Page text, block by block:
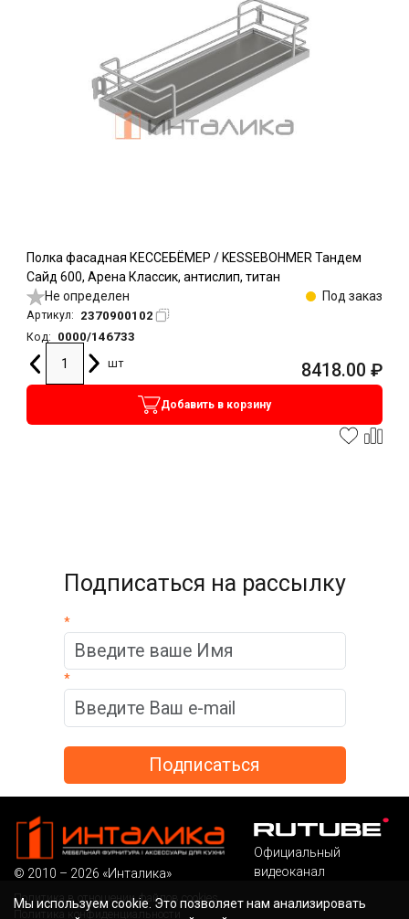
Полка фасадная КЕССЕБЁМЕР / KESSEBOHMER Тандем
Сайд 600, Арена Классик, антислип, титан
Не определен
Под заказ
Артикул: 2370900102
Код:
0000/146733
шт
8418.00 ₽
Добавить в корзину
Подписаться на рассылку
*
*
Мы используем cookie. Это позволяет нам анализировать
© 2010 – 2026 «Инталика»
Политика в отношении файлов cookies
Политика конфиденциальности
Официальный
видеоканал